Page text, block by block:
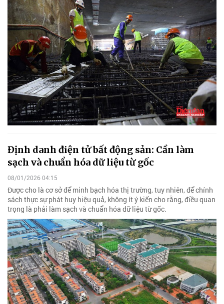
Định danh điện tử bất động sản: Cần làm
sạch và chuẩn hóa dữ liệu từ gốc
08/01/2026 04:15
Được cho là cơ sở để minh bạch hóa thị trường, tuy nhiên, để chính
sách thực sự phát huy hiệu quả, không ít ý kiến cho rằng, điều quan
trọng là phải làm sạch và chuẩn hóa dữ liệu từ gốc.